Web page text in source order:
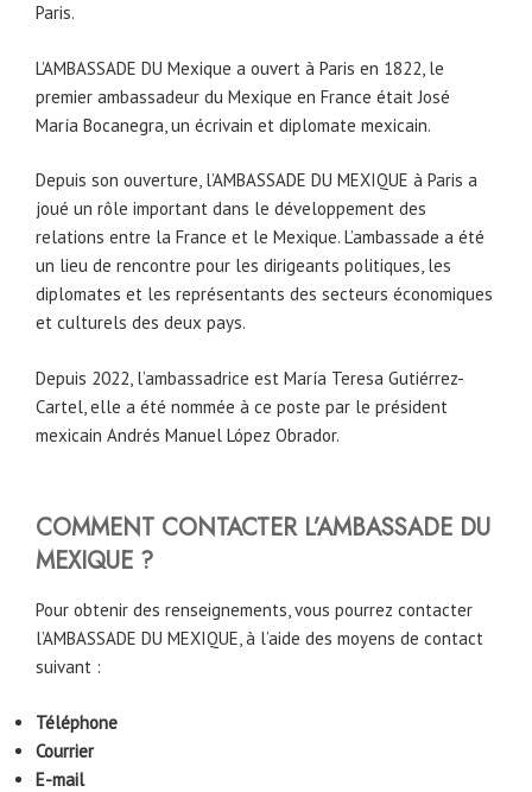
Paris.
L’AMBASSADE DU Mexique a ouvert à Paris en 1822, le
premier ambassadeur du Mexique en France était José
María Bocanegra, un écrivain et diplomate mexicain.
Depuis son ouverture, l’AMBASSADE DU MEXIQUE à Paris a
joué un rôle important dans le développement des
relations entre la France et le Mexique. L’ambassade a été
un lieu de rencontre pour les dirigeants politiques, les
diplomates et les représentants des secteurs économiques
et culturels des deux pays.
Depuis 2022, l’ambassadrice est María Teresa Gutiérrez-
Cartel, elle a été nommée à ce poste par le président
mexicain Andrés Manuel López Obrador.
COMMENT CONTACTER L’AMBASSADE DU
MEXIQUE ?
Pour obtenir des renseignements, vous pourrez contacter
l’AMBASSADE DU MEXIQUE, à l’aide des moyens de contact
suivant :
Téléphone
Courrier
E-mail